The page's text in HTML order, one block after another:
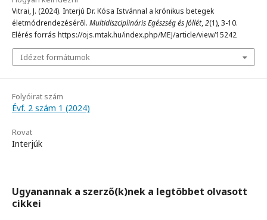
Vitrai, J. (2024). Interjú Dr. Kósa Istvánnal a krónikus betegek
életmódrendezéséről. Multidiszciplináris Egészség és Jóllét,2(1), 3-10.
Elérés forrás https://ojs.mtak.hu/index.php/MEJ/article/view/15242
Idézet formátumok
Folyóirat szám
Évf. 2 szám 1 (2024)
Rovat
Interjúk
Ugyanannak a szerző(k)nek a legtöbbet olvasott
cikkei